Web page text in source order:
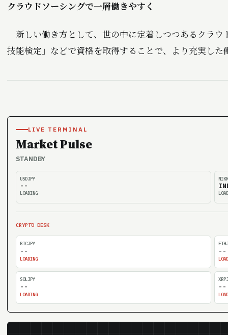
クラウドソーシングで一層働きやすく
新しい働き方として、世の中に定着しつつあるクラ
技能検定」などで資格を取得することで、より充実し
LIVE TERMINAL
Market Pulse
STANDBY
USDJPY
--
LOADING
CRYPTO DESK
BTCJPY
--
LOADING
--
SOLJPY
--
LOADING
--